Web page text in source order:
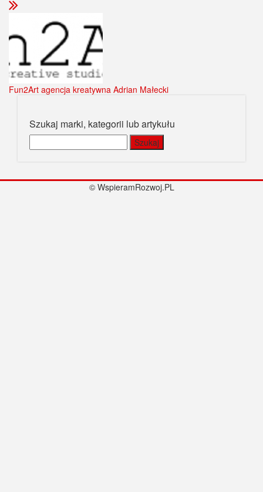
Fun2Art agencja kreatywna Adrian Małecki
Szukaj marki, kategorii lub artykułu
© WspieramRozwoj.PL